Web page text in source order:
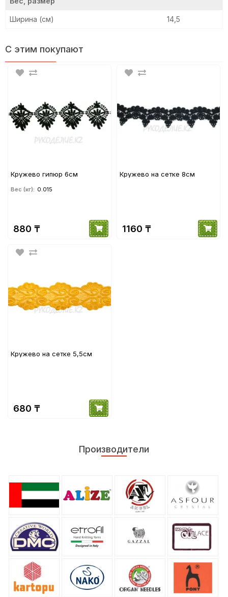
Ширина (см) 14,5
С этим покупают
Кружево гипюр 6см
Вес (кг): 0.015
880 ₸
Кружево на сетке 8см
1160 ₸
Кружево на сетке 5,5см
680 ₸
Производители